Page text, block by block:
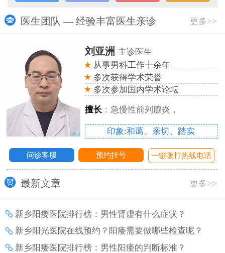
医生团队 — 经验丰富医生亲诊 更多>>
刘亚洲 主诊医生
从事男科工作十余年
多次获得学术荣誉
多次参加国内学术论坛
擅长：急慢性前列腺炎，
印象:和蔼、亲切、踏实
问诊客服 预约挂号 一键拨打热线电话
最新文章 更多>>
新乡阳痿医院排行榜：男性肾虚有什么症状？
新乡阳光医院在线预约？阳痿需要做哪些检查呢？
新乡阳痿医院排行榜：男性阳痿的判断标准？